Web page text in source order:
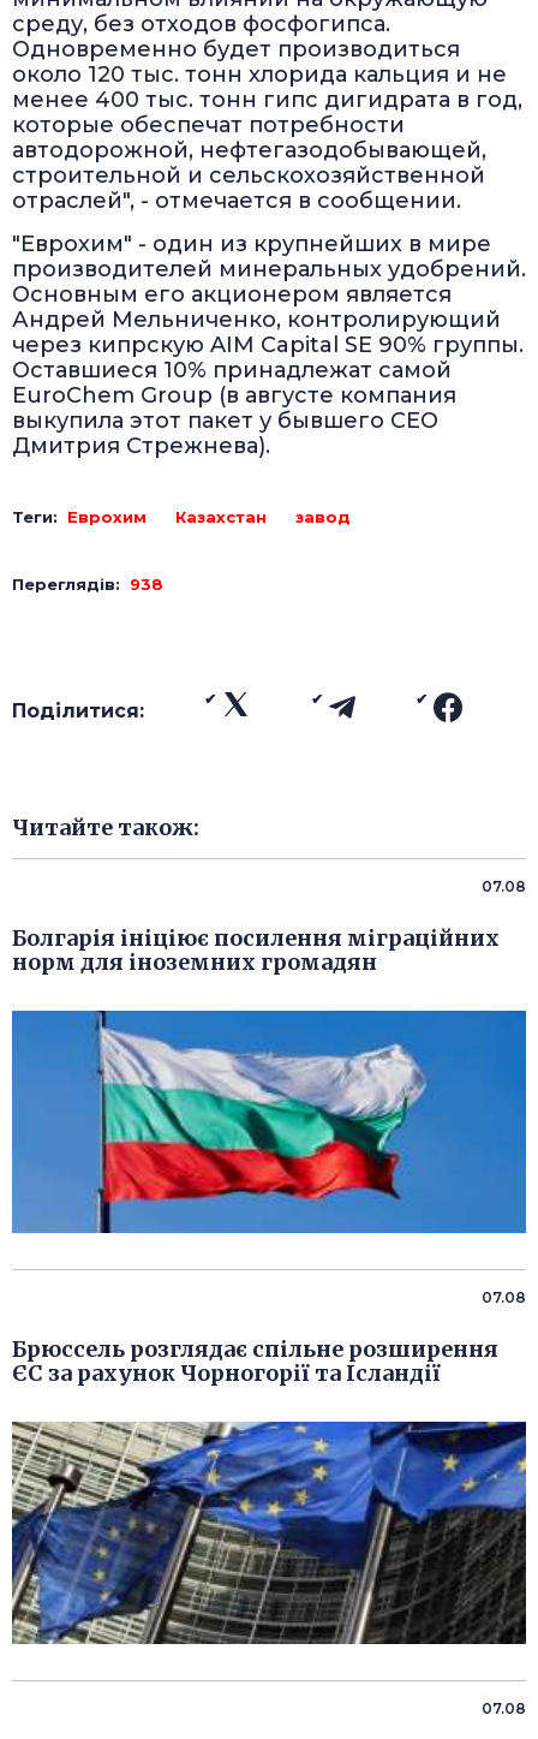
среду, без отходов фосфогипса.
Одновременно будет производиться
около 120 тыс. тонн хлорида кальция и не
менее 400 тыс. тонн гипс дигидрата в год,
которые обеспечат потребности
автодорожной, нефтегазодобывающей,
строительной и сельскохозяйственной
отраслей", - отмечается в сообщении.
"Еврохим" - один из крупнейших в мире
производителей минеральных удобрений.
Основным его акционером является
Андрей Мельниченко, контролирующий
через кипрскую AIM Capital SE 90% группы.
Оставшиеся 10% принадлежат самой
EuroChem Group (в августе компания
выкупила этот пакет у бывшего CEO
Дмитрия Стрежнева).
Теги: Еврохим Казахстан завод
Переглядів: 938
Поділитися:
Читайте також:
07.08
Болгарія ініціює посилення міграційних
норм для іноземних громадян
07.08
Брюссель розглядає спільне розширення
ЄС за рахунок Чорногорії та Ісландії
07.08